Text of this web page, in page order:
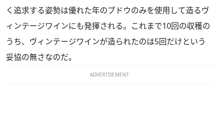
く追求する姿勢は優れた年のブドウのみを使用して造るヴ
ィンテージワインにも発揮される。これまで10回の収穫の
うち、ヴィンテージワインが造られたのは5回だけという
妥協の無さなのだ。
ADVERTISEMENT